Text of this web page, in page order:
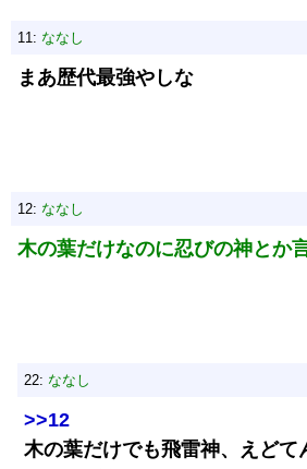
11: ななし
まあ歴代最強やしな
12: ななし
木の葉だけなのに忍びの神とか
22: ななし
>>12
木の葉だけでも飛雷神、えどて